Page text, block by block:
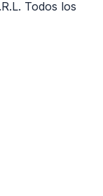
Todos los